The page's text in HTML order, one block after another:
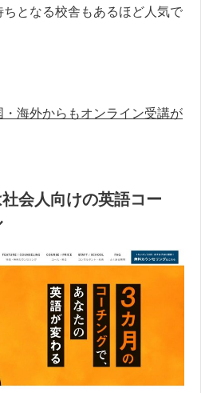
となる校舎もあるほど人気で
海外からもオンライン受講が
会人向けの英語コー